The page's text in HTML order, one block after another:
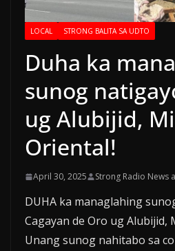
LOCAL STRONG BALITA SA UDTO
Duha ka
sunog
ug Alubijid,
Oriental!
April 30, 2025 Strong Radio News
DUHA ka managlahing
Cagayan de Oro ug Alubijid,
Unang sunog nahitabo sa